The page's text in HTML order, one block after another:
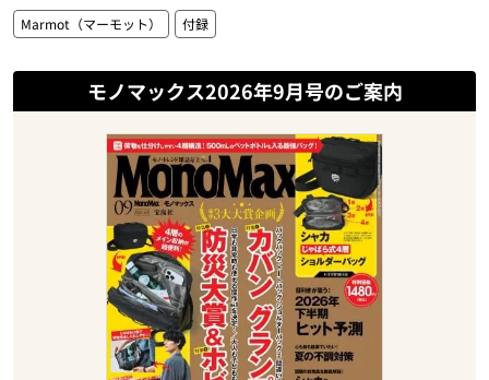
Marmot（マーモット） 付録
モノマックス2026年9月号のご案内